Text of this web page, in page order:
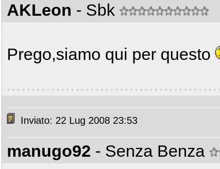
AKLeon - Sbk
Prego,siamo qui per questo
Inviato: 22 Lug 2008 23:53
manugo92 - Senza Benza